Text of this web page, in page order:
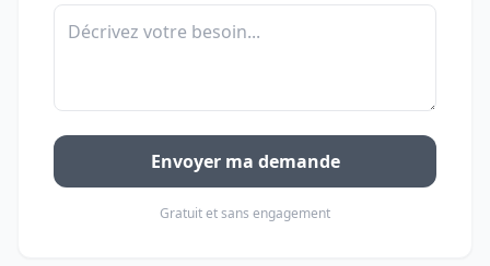
Envoyer ma demande
Gratuit et sans engagement